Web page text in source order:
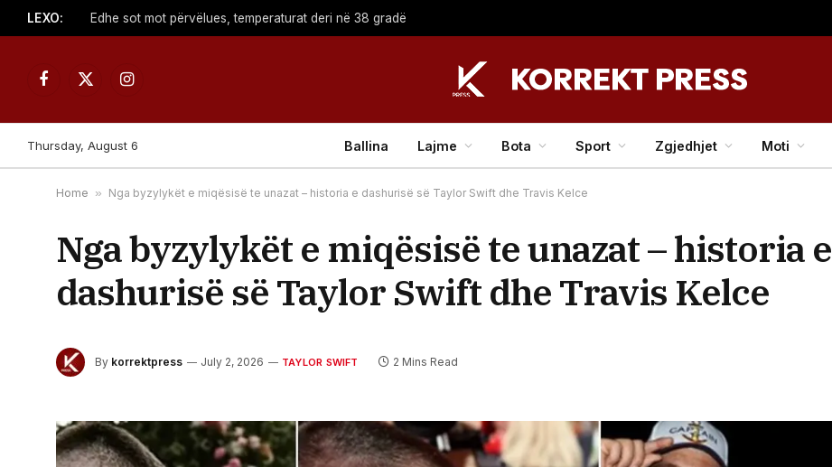
LEXO: Edhe sot mot përvëlues, temperaturat deri në 38 gradë
Facebook
X
Instagram
Thursday, August 6 Ballina Lajme Bota Sport Zgjedhjet Moti
Home » Nga byzylykët e miqësisë te unazat – historia e dashurisë së Taylor Swift dhe Travis Kelce
Nga byzylykët e miqësisë te unazat – historia e
dashurisë së Taylor Swift dhe Travis Kelce
By korrektpress July 2, 2026 TAYLOR SWIFT 2 Mins Read